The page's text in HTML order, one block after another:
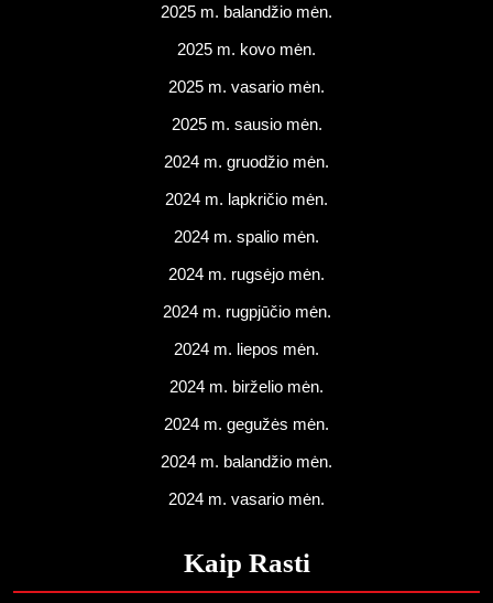
2025 m. balandžio mėn.
2025 m. kovo mėn.
2025 m. vasario mėn.
2025 m. sausio mėn.
2024 m. gruodžio mėn.
2024 m. lapkričio mėn.
2024 m. spalio mėn.
2024 m. rugsėjo mėn.
2024 m. rugpjūčio mėn.
2024 m. liepos mėn.
2024 m. birželio mėn.
2024 m. gegužės mėn.
2024 m. balandžio mėn.
2024 m. vasario mėn.
Kaip Rasti